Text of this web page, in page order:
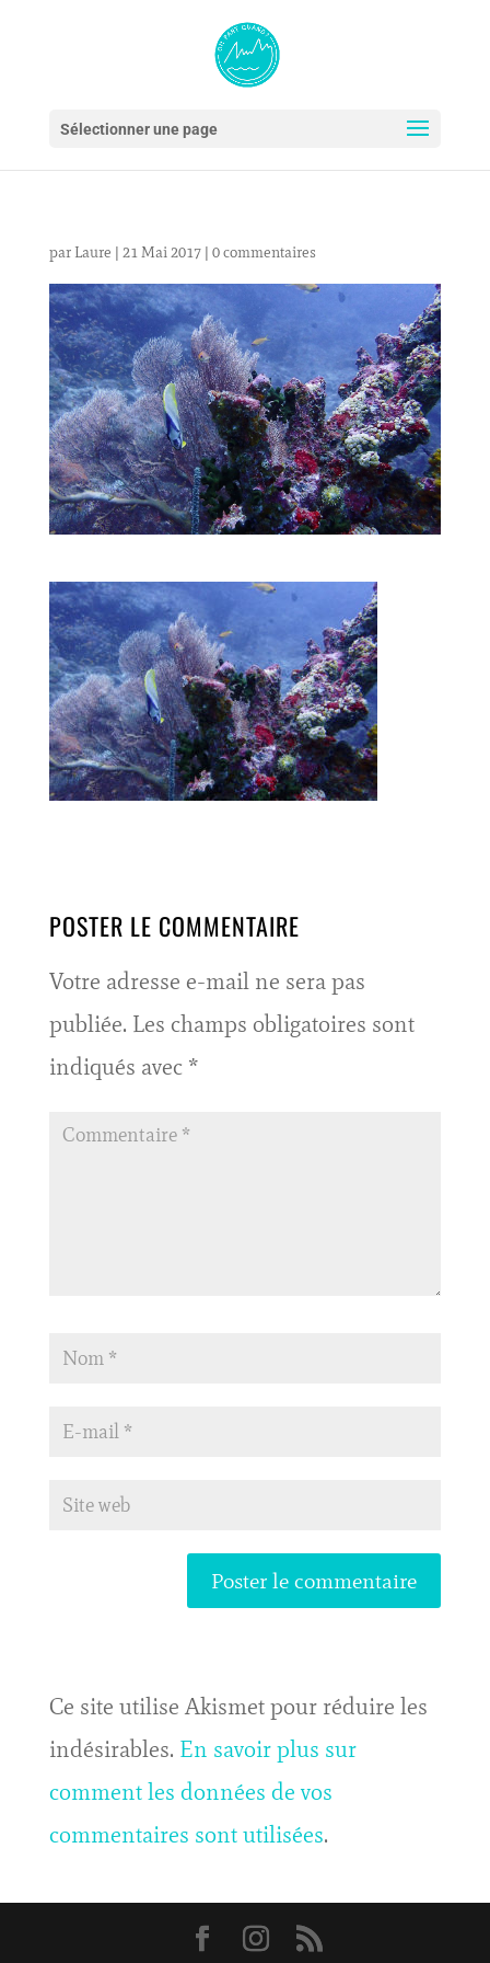
Sélectionner une page
par Laure | 21 Mai 2017| 0 commentaires
POSTER LE COMMENTAIRE
Votre adresse e-mail ne sera pas
publiée. Les champs obligatoires sont
indiqués avec *
Ce site utilise Akismet pour réduire les
indésirables. En savoir plus sur
comment les données de vos
commentaires sont utilisées.